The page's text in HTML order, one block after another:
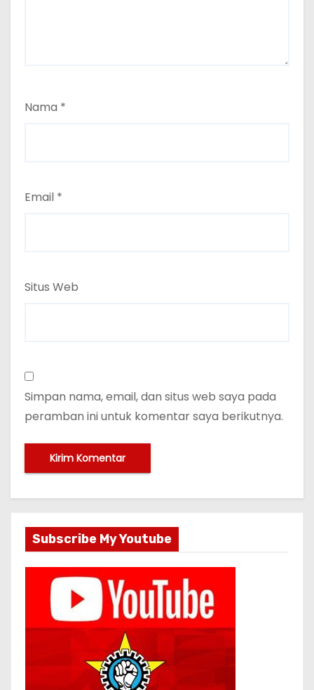
Nama *
Email *
Situs Web
Simpan nama, email, dan situs web saya pada
peramban ini untuk komentar saya berikutnya.
Subscribe My Youtube